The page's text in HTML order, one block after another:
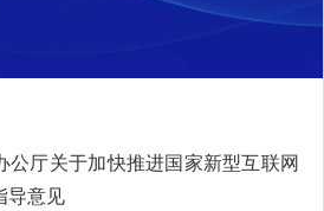
公厅关于加快推进国家新型互联网
导意见